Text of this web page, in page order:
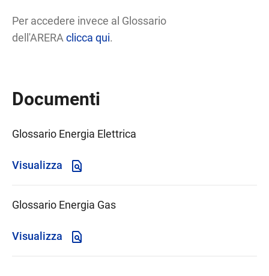
Per accedere invece al Glossario
dell'ARERAclicca qui.
Documenti
Glossario Energia Elettrica
Visualizza
Glossario Energia Gas
Visualizza